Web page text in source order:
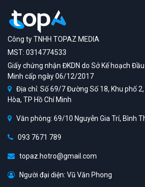
Công ty TNHH TOPAZ MEDIA
MST: 0314774533
Giấy chứng nhận ĐKDN do Sở Kế hoạch
Minh cấp ngày 06/12/2017
Địa chỉ: Số 69/7 Đường Số 18, Khu phố
Hòa, TP Hồ Chí Minh
Văn phòng: 69/10 Nguyễn Gia Trí, Bình
093 7671 789
topaz.hotro@gmail.com
Người đại diện: Vũ Văn Phong